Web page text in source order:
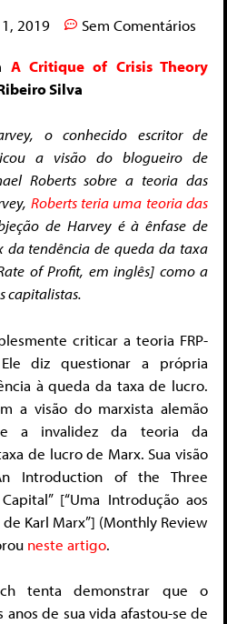
2019 Sem Comentários
A Critique of Crisis Theory
Silva
o conhecido escritor de
a visão do blogueiro de
Roberts sobre a teoria das
Roberts teria uma teoria das
de Harvey é à ênfase de
da tendência de queda da taxa
of Profit, em inglês] como a
capitalistas.
criticar a teoria FRP-
diz questionar a própria
à queda da taxa de lucro.
a visão do marxista alemão
a invalidez da teoria da
de lucro de Marx. Sua visão
Introduction of the Three
[“Uma Introdução aos
de Karl Marx”] (Monthly Review
neste artigo.
tenta demonstrar que o
de sua vida afastou-se de